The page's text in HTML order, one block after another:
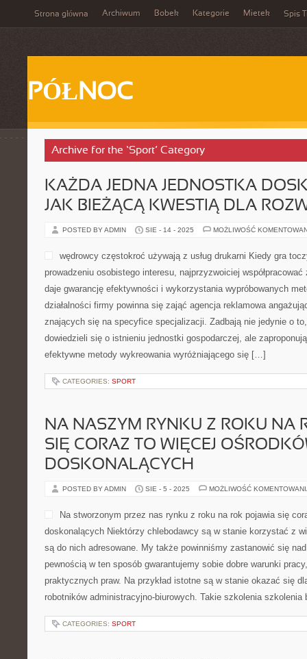
Strona główna Archiwum Bobek Kategorie Mietek Spis
PÓŁNOC
Archive for the ‘Sport’ Category
KAŻDA JEDNA JEDNOSTKA
JAK BIEŻĄCĄ KWESTIĄ DLA
POSTED BY ADMIN SIE - 14 - 2025 MOŻLIWOŚĆ
wędrowcy częstokroć używają z usług drukarni Kiedy gra
prowadzeniu osobistego interesu, najprzyzwoiciej
daje gwarancję efektywności i wykorzystania wypróbowanych
działalności firmy powinna się zająć agencja reklamowa
znających się na specyfice specjalizacji. Zadbają nie jedynie o
dowiedzieli się o istnieniu jednostki gospodarczej, ale
efektywne metody wykreowania wyróżniającego się […]
CATEGORIES: SPORT
NA NASZYM RYNKU Z ROKU NA
SIĘ CORAZ TO WIĘCEJ
DOSKONALĄCYCH
POSTED BY ADMIN SIE - 5 - 2025 MOŻLIWOŚĆ
Na stworzonym przez nas rynku z roku na rok pojawia się
doskonalących Niektórzy chlebodawcy są w stanie korzystać z
są do nich adresowane. My także powinniśmy zastanowić się
pewnością w ten sposób gwarantujemy sobie dobre warunki
praktycznych praw. Na przykład istotne są w stanie okazać się
robotników administracyjno-biurowych. Takie szkolenia
CATEGORIES: SPORT